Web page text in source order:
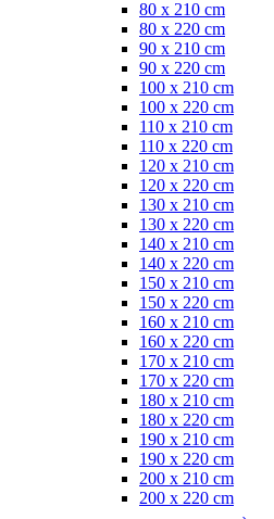
80 x 210 cm
80 x 220 cm
90 x 210 cm
90 x 220 cm
100 x 210 cm
100 x 220 cm
110 x 210 cm
110 x 220 cm
120 x 210 cm
120 x 220 cm
130 x 210 cm
130 x 220 cm
140 x 210 cm
140 x 220 cm
150 x 210 cm
150 x 220 cm
160 x 210 cm
160 x 220 cm
170 x 210 cm
170 x 220 cm
180 x 210 cm
180 x 220 cm
190 x 210 cm
190 x 220 cm
200 x 210 cm
200 x 220 cm